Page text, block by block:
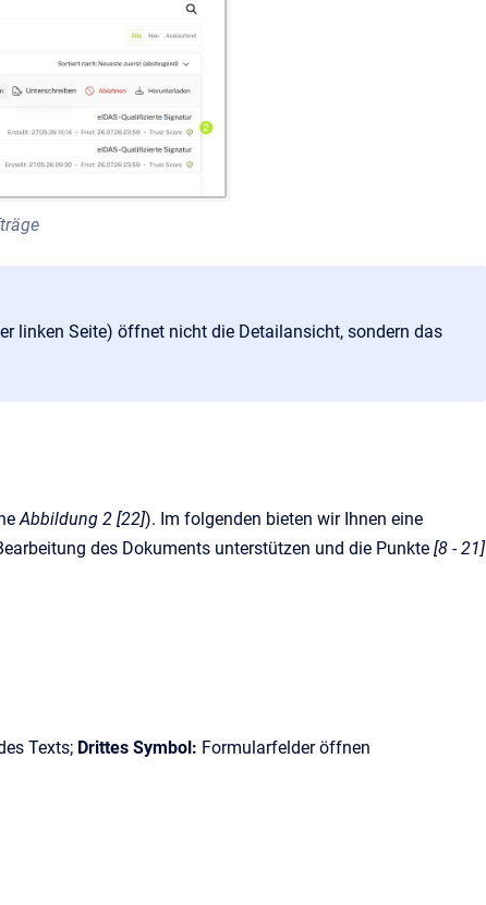
linken Seite) öffnet nicht die Detailansicht, sondern das
Abbildung 2 [22]). Im folgenden bieten wir Ihnen eine
des Dokuments unterstützen und die Punkte [8 - 21]
Texts; Drittes Symbol: Formularfelder öffnen